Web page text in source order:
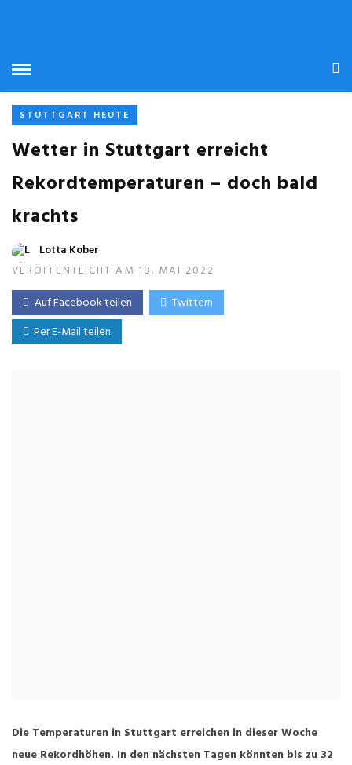
STUTTGART HEUTE
Wetter in Stuttgart erreicht
Rekordtemperaturen – doch bald
krachts
Lotta Kober
VERÖFFENTLICHT AM 18. MAI 2022
Auf Facebook teilen
Twittern
Per E-Mail teilen
Die Temperaturen in Stuttgart erreichen in dieser Woche
neue Rekordhöhen. In den nächsten Tagen könnten bis zu 32